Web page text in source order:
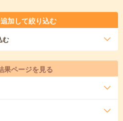
加して絞り込む
む
果ページを見る